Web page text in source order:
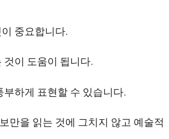
중요합니다.
이 도움이 됩니다.
하게 표현할 수 있습니다.
만을 읽는 것에 그치지 않고 예술적